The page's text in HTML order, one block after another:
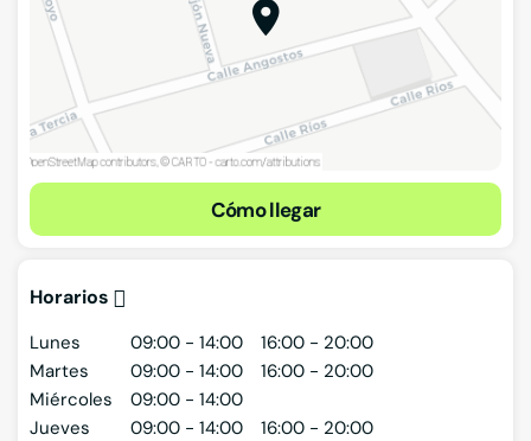
Cómo llegar
Horarios
Lunes 09:00 - 14:00
16:00 - 20:00
Martes
09:00 - 14:00
16:00 - 20:00
Miércoles
09:00 - 14:00
Jueves
09:00 - 14:00 16:00 - 20:00